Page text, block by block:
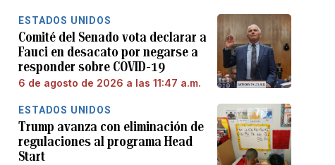
ESTADOS UNIDOS
Comité del Senado vota declarar a
Fauci en desacato por negarse a
responder sobre COVID-19
6 de agosto de 2026 a las 11:47 a.m.
ESTADOS UNIDOS
Trump avanza con eliminación de
regulaciones al programa Head
Start